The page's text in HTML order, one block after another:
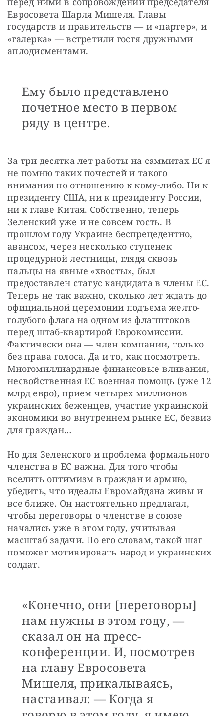
Евросовета Шарля Мишеля. Главы
государств и правительств — и «партер», и
«галерка» — встретили гостя дружными
аплодисментами.
Ему было представлено
почетное место в первом
ряду в центре.
За три десятка лет работы на саммитах ЕС я
не помню таких почестей и такого
внимания по отношению к кому-либо. Ни к
президенту США, ни к президенту России,
ни к главе Китая. Собственно, теперь
Зеленский уже и не совсем гость. В
прошлом году Украине беспрецедентно,
авансом, через несколько ступенек
процедурной лестницы, глядя сквозь
пальцы на явные «хвосты», был
предоставлен статус кандидата в члены ЕС.
Теперь не так важно, сколько лет ждать до
официальной церемонии подъема желто-
голубого флага на одном из флагштоков
перед штаб-квартирой Еврокомиссии.
Фактически она — член компании, только
без права голоса. Да и то, как посмотреть.
Многомиллиардные финансовые вливания,
несвойственная ЕС военная помощь (уже 12
млрд евро), прием четырех миллионов
украинских беженцев, участие украинской
экономики во внутреннем рынке ЕС, безвиз
для граждан…
Но для Зеленского и проблема формального
членства в ЕС важна. Для того чтобы
вселить оптимизм в граждан и армию,
убедить, что идеалы Евромайдана живы и
все ближе. Он настоятельно предлагал,
чтобы переговоры о членстве в союзе
начались уже в этом году, учитывая
масштаб задачи. По его словам, такой шаг
поможет мотивировать народ и украинских
солдат.
«Конечно, они [переговоры]
нам нужны в этом году, —
сказал он на пресс-
конференции. И, посмотрев
на главу Евросовета
Мишеля, прикалываясь,
настаивал: — Когда я